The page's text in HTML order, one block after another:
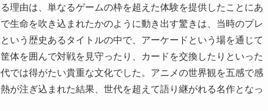
理由は、単なるゲームの枠を超えた体験を提供したことにあ
生命を吹き込まれたかのように動き出す驚きは、当時のプレ
いう歴史あるタイトルの中で、アーケードという場を通じて
体を囲んで対戦を見守ったり、カードを交換したりといった
では得がたい貴重な文化でした。アニメの世界観を五感で感
が注ぎ込まれた結果、世代を超えて語り継がれる名作となっ